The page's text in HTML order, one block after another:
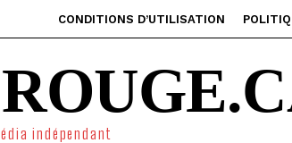
CONDITIONS D’UTILISATION
indépendant